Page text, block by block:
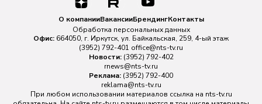
О компанииВакансииБрендингКонтакты
Обработка персональных данных
Офис: 664050, г. Иркутск, ул. Байкальская, 259, 4-ый этаж
(3952) 792-401 office@nts-tv.ru
Новости: (3952) 792-402
rnews@nts-tv.ru
Реклама: (3952) 792-400
reklama@nts-tv.ru
При любом использовании материалов ссылка на nts-tv.ru